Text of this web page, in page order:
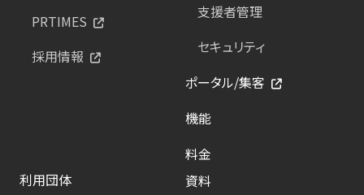
PRTIMES
採用情報
支援者管理
セキュリティ
ポータル/集客
機能
料金
利用団体
資料